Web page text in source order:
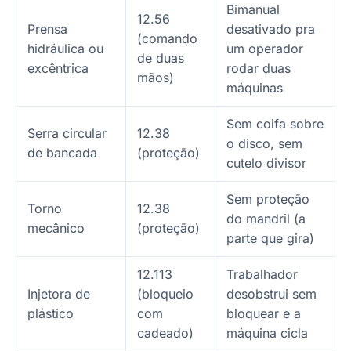
Prensa
hidráulica ou
excêntrica
12.56
(comando
de duas
mãos)
Bimanual
desativado pra
um operador
rodar duas
máquinas
Serra circular
de bancada
12.38
(proteção)
Sem coifa sobre
o disco, sem
cutelo divisor
Torno
mecânico
12.38
(proteção)
Sem proteção
do mandril (a
parte que gira)
Injetora de
plástico
12.113
(bloqueio
com
cadeado)
Trabalhador
desobstrui sem
bloquear e a
máquina cicla